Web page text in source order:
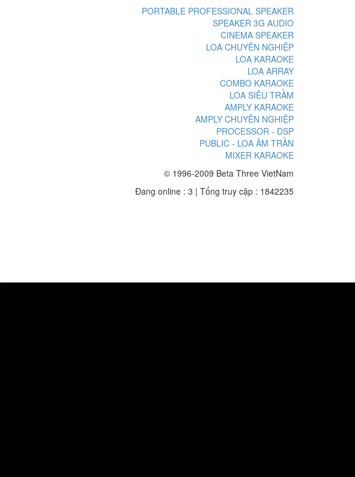
PORTABLE PROFESSIONAL SPEAKER
SPEAKER 3G AUDIO
CINEMA SPEAKER
LOA CHUYÊN NGHIỆP
LOA KARAOKE
LOA ARRAY
COMBO KARAOKE
LOA SIÊU TRẦM
AMPLY KARAOKE
AMPLY CHUYÊN NGHIỆP
PROCESSOR - DSP
PUBLIC - LOA ÂM TRẦN
MIXER KARAOKE
© 1996-2009 Beta Three VietNam
Đang online : 3 | Tổng truy cập : 1842235